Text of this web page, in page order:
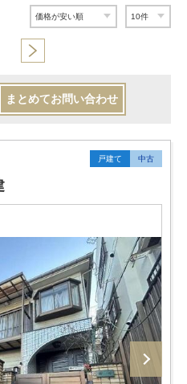
まとめてお問い合わせ
戸建て 中古